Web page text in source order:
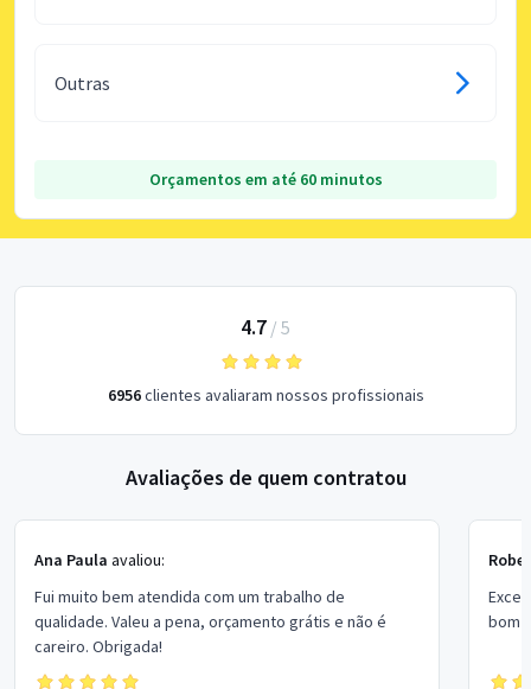
Outras
Orçamentos em até 60 minutos
4.7 / 5
6956clientes avaliaram nossos profissionais
Avaliações de quem contratou
Ana Paula avaliou:
Fui muito bem atendida com um trabalho de
qualidade. Valeu a pena, orçamento grátis e não é
careiro. Obrigada!
bom